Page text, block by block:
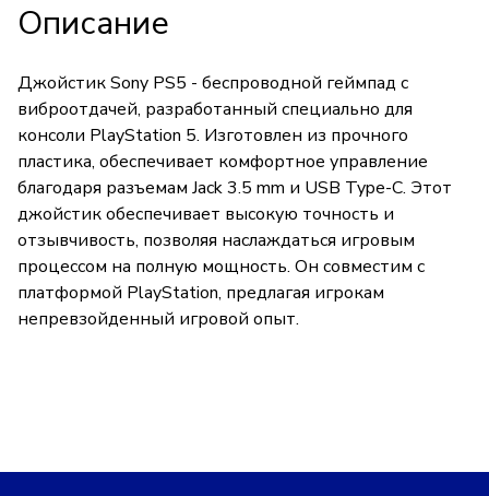
Описание
Джойстик Sony PS5 - беспроводной геймпад с
виброотдачей, разработанный специально для
консоли PlayStation 5. Изготовлен из прочного
пластика, обеспечивает комфортное управление
благодаря разъемам Jack 3.5 mm и USB Type-C. Этот
джойстик обеспечивает высокую точность и
отзывчивость, позволяя наслаждаться игровым
процессом на полную мощность. Он совместим с
платформой PlayStation, предлагая игрокам
непревзойденный игровой опыт.